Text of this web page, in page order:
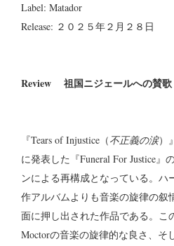
Label: Matador
Release: ２０２５年２月２８日
Review 祖国ニジェールへの賛歌
『Tears of Injustice（不正義の涙）
に発表した『Funeral For Justice』
ンによる再構成となっている。ハ
作アルバムよりも音楽の旋律の叙
面に押し出された作品である。こ
Moctorの音楽の旋律的な良さ、そ